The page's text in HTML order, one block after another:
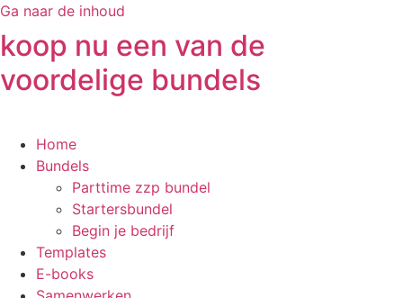
Ga naar de inhoud
koop nu een van de
voordelige bundels
Home
Bundels
Parttime zzp bundel
Startersbundel
Begin je bedrijf
Templates
E-books